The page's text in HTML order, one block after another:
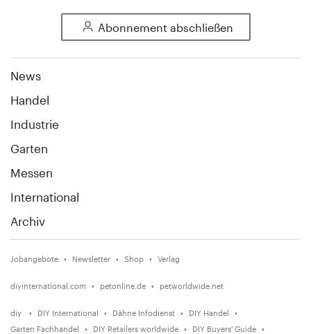
Abonnement abschließen
News
Handel
Industrie
Garten
Messen
International
Archiv
Jobangebote Newsletter Shop Verlag
diyinternational.com petonline.de petworldwide.net
diy DIY International Dähne Infodienst
DIY Handel
Garten Fachhandel
DIY Retailers worldwide DIY Buyers' Guide